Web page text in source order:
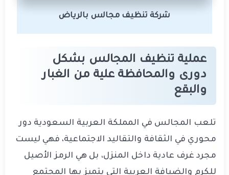
شركة تنظيف مجالس بالرياض
عملية تنظيف المجالس بشكل
دورى والمحافظة علية من الغبار
والبقع
تلعب المجالس في المملكة العربية السعودية دور
محوري في الثقافة والتقاليد الاجتماعية، فهي ليست
مجرد غرف عادية داخل المنزل، بل هي الرمز الأصيل
للكرم والضيافة العربية التي يتميز بها المجتمع